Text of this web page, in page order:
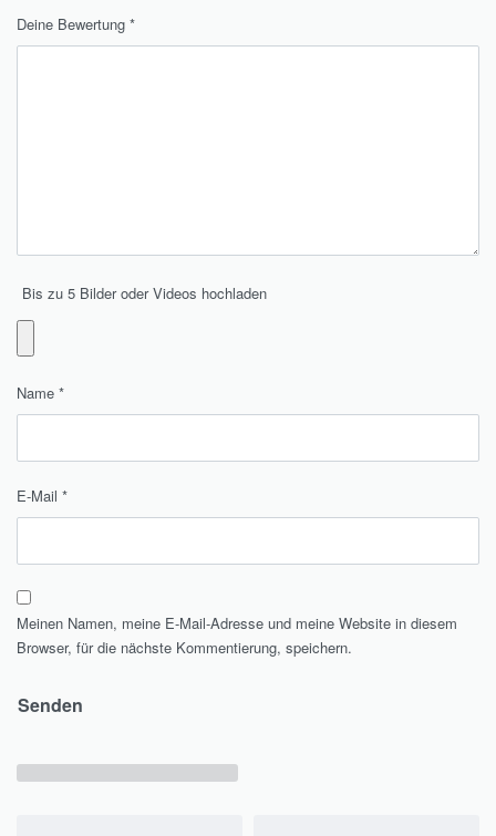
Deine Bewertung *
Bis zu 5 Bilder oder Videos hochladen
Name *
E-Mail *
Meinen Namen, meine E-Mail-Adresse und meine Website in diesem
Browser, für die nächste Kommentierung, speichern.